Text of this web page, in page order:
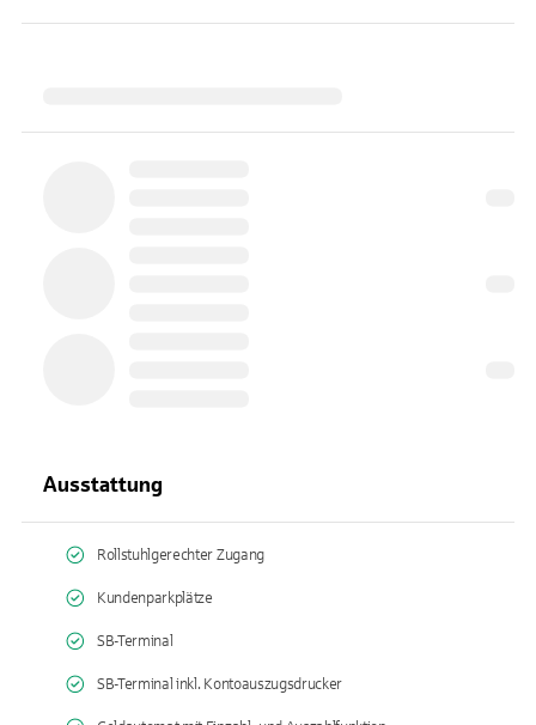
Ausstattung
Rollstuhlgerechter Zugang
Kundenparkplätze
SB-Terminal
SB-Terminal inkl. Kontoauszugsdrucker